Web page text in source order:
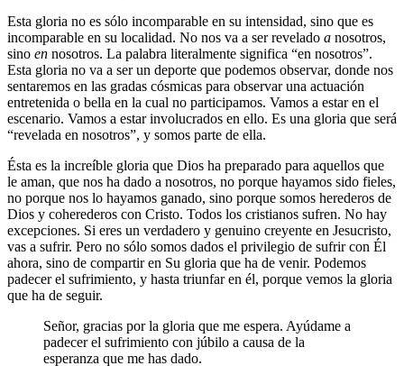
Esta gloria no es sólo incomparable en su intensidad, sino que es
incomparable en su localidad. No nos va a ser revelado a nosotros,
sino en nosotros. La palabra literalmente significa “en nosotros”.
Esta gloria no va a ser un deporte que podemos observar, donde nos
sentaremos en las gradas cósmicas para observar una actuación
entretenida o bella en la cual no participamos. Vamos a estar en el
escenario. Vamos a estar involucrados en ello. Es una gloria que será
“revelada en nosotros”, y somos parte de ella.
Ésta es la increíble gloria que Dios ha preparado para aquellos que
le aman, que nos ha dado a nosotros, no porque hayamos sido fieles,
no porque nos lo hayamos ganado, sino porque somos herederos de
Dios y coherederos con Cristo. Todos los cristianos sufren. No hay
excepciones. Si eres un verdadero y genuino creyente en Jesucristo,
vas a sufrir. Pero no sólo somos dados el privilegio de sufrir con Él
ahora, sino de compartir en Su gloria que ha de venir. Podemos
padecer el sufrimiento, y hasta triunfar en él, porque vemos la gloria
que ha de seguir.
Señor, gracias por la gloria que me espera. Ayúdame a
padecer el sufrimiento con júbilo a causa de la
esperanza que me has dado.